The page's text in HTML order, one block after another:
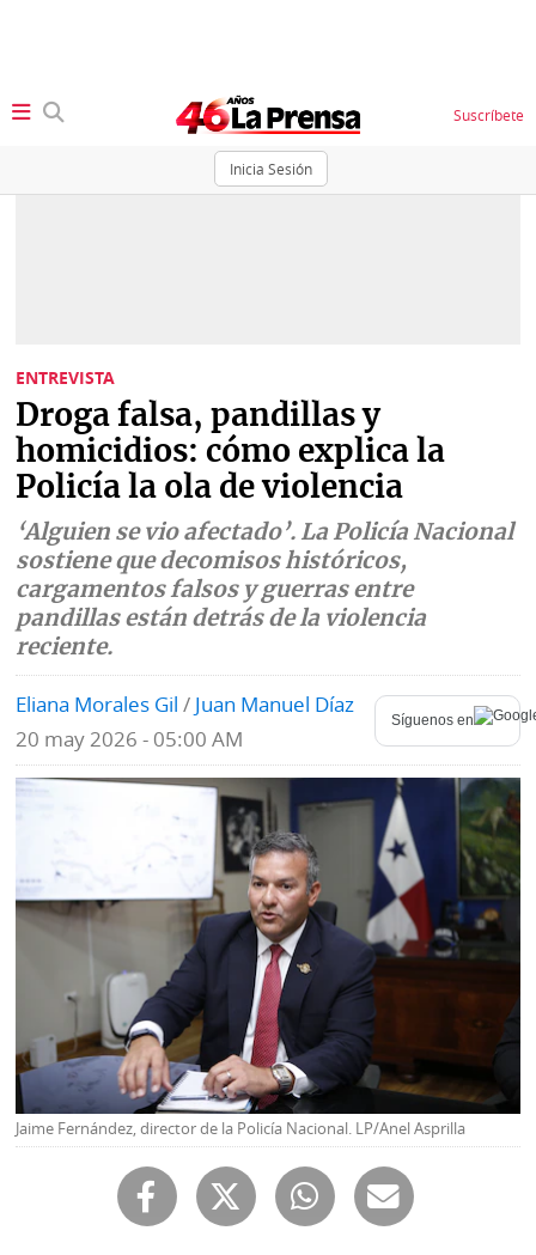
Inicia Sesión
Suscríbete
Judiciales
Política
Economía
Mundo
Deportes
Ponle
la
K
Vivir+
Opinión
Blogs
Videos
Fe
de
erratas
Historias
Paper
Buscador
Comunicados
Catálogos
Contenido
de
marcas
RSS
Temas
Autores
ENTREVISTA
Droga falsa, pandillas y
homicidios: cómo explica la
Policía la ola de violencia
‘Alguien se vio afectado’. La Policía Nacional
sostiene que decomisos históricos,
cargamentos falsos y guerras entre
pandillas están detrás de la violencia
reciente.
Eliana Morales Gil / Juan Manuel Díaz
20 may 2026 - 05:00 AM
Síguenos en
Jaime Fernández, director de la Policía Nacional. LP/Anel Asprilla